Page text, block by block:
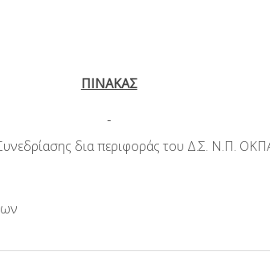
ΠΙΝΑΚΑΣ
δια περιφοράς του Δ.Σ. Ν.Π.